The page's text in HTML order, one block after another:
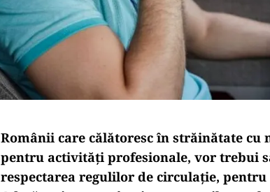
Românii care călătoresc în străinătate cu
pentru activități profesionale, vor trebui
respectarea regulilor de circulație,